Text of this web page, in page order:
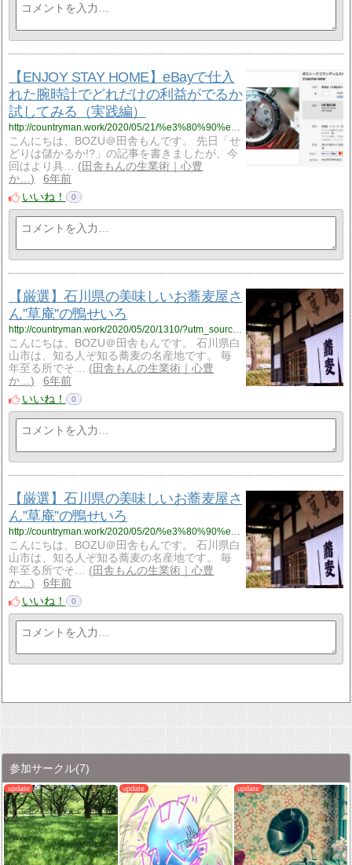
【ENJOY STAY HOME】eBayで仕入
れた腕時計でどれだけの利益がでるか
試してみる（実践編）
こんにちは、BOZU＠田舎もんです。 先日「せ
どりは儲かるか!?」の記事を書きましたが、今
回はより具…
田舎もんの生業術｜心豊
か…
6年前
いいね！
0
【厳選】石川県の美味しいお蕎麦屋さ
ん”草庵”の鴨せいろ
こんにちは、BOZU＠田舎もんです。 石川県白
山市は、知る人ぞ知る蕎麦の名産地です。 毎
年至る所でそ…
田舎もんの生業術｜心豊
か…
6年前
いいね！
0
【厳選】石川県の美味しいお蕎麦屋さ
ん”草庵”の鴨せいろ
こんにちは、BOZU＠田舎もんです。 石川県白
山市は、知る人ぞ知る蕎麦の名産地です。 毎
年至る所でそ…
田舎もんの生業術｜心豊
か…
6年前
いいね！
0
参加サークル(7)